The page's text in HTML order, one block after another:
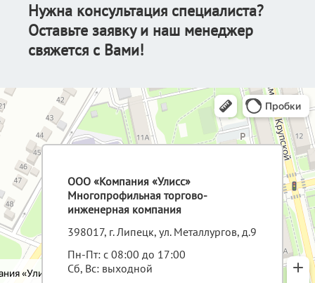
Нужна консультация специалиста?
Оставьте заявку и наш менеджер
свяжется с Вами!
ООО «Компания «Улисс»
Многопрофильная торгово-
инженерная компания
398017, г. Липецк, ул. Металлургов, д.9
Пн-Пт: с 08:00 до 17:00
Сб, Вс: выходной